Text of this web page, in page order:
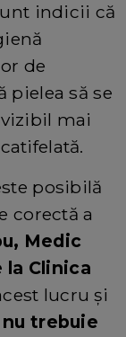
indicii că
de
pielea să se
mai
posibilă
corectă a
Medic
la Clinica
lucru și
trebuie